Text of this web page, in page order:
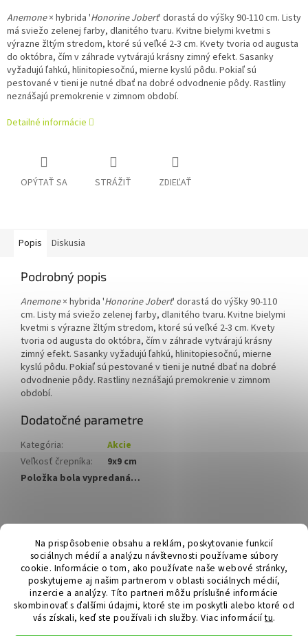
Na prispôsobenie obsahu a reklám, poskytovanie funkcií
sociálnych médií a analýzu návštevnosti používame súbory
cookie. Informácie o tom, ako používate naše webové stránky,
poskytujeme aj našim partnerom v oblasti sociálnych médií,
inzercie a analýzy. Títo partneri môžu príslušné informácie
skombinovať s ďalšími údajmi, ktoré ste im poskytli alebo ktoré od
vás získali, keď ste používali ich služby. Viac informáciítu.
Anemone× hybrida 'Honorine Jobert' dorastá do výšky 90-110 cm. Listy
má sviežo zelenej farby, dlanitého tvaru. Kvitne bielymi kvetmi s
výrazne žltým stredom, ktoré sú veľké 2-3 cm. Kvety tvoria od augusta
do októbra, čím v záhrade vytvárajú krásny zimný efekt. Sasanky
vyžadujú ľahkú, hlinitopiesočnú, mierne kyslú pôdu. Pokiaľ sú
pestované v tieni je nutné dbať na dobré odvodnenie pôdy. Rastliny
neznášajú premokrenie v zimnom období.
Detailné informácie
OPÝTAŤ SA STRÁŽIŤ ZDIEĽAŤ
Popis Diskusia
Podrobný popis
Anemone× hybrida 'Honorine Jobert' dorastá do výšky 90-110
cm. Listy má sviežo zelenej farby, dlanitého tvaru. Kvitne bielymi
kvetmi s výrazne žltým stredom, ktoré sú veľké 2-3 cm. Kvety
tvoria od augusta do októbra, čím v záhrade vytvárajú krásny
zimný efekt. Sasanky vyžadujú ľahkú, hlinitopiesočnú, mierne
kyslú pôdu. Pokiaľ sú pestované v tieni je nutné dbať na dobré
odvodnenie pôdy. Rastliny neznášajú premokrenie v zimnom
období.
Dodatočné parametre
Kategória:
Akcie
Veľkosť črepníka:
9x9 cm
Položka bola vypredaná…
á
Hurmikaki.com
Vytvoril Shoptet